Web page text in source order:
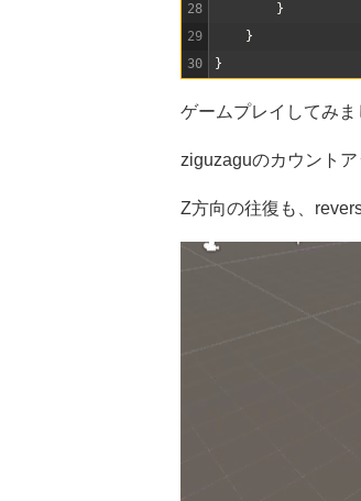
28
29
30
}
}
}
ゲームプレイしてみま
ziguzaguのカウント
Z方向の往復も、